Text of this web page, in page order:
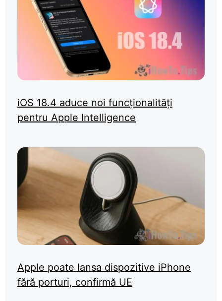
iOS 18.4 aduce noi funcționalități
pentru Apple Intelligence
Apple poate lansa dispozitive iPhone
fără porturi, confirmă UE